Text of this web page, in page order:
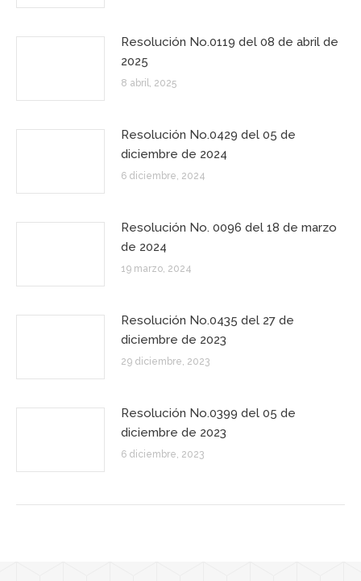
Resolución No.0119 del 08 de abril de
2025
8 abril, 2025
Resolución No.0429 del 05 de
diciembre de 2024
6 diciembre, 2024
Resolución No. 0096 del 18 de marzo
de 2024
19 marzo, 2024
Resolución No.0435 del 27 de
diciembre de 2023
29 diciembre, 2023
Resolución No.0399 del 05 de
diciembre de 2023
6 diciembre, 2023